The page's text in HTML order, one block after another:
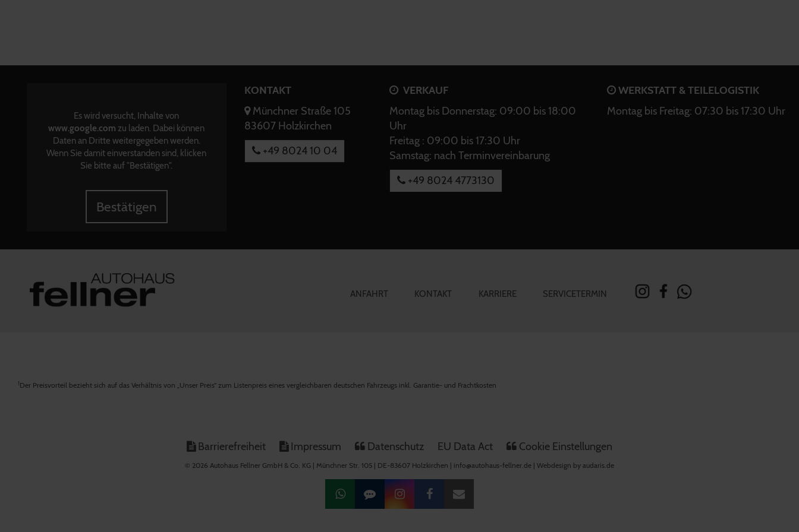
Es wird versucht, Inhalte von
www.google.com zu laden. Dabei können
Daten an Dritte weitergegeben werden.
Wenn Sie damit einverstanden sind, klicken
Sie bitte auf "Bestätigen".
Bestätigen
KONTAKT
Münchner Straße 105
83607 Holzkirchen
+49 8024 10 04
VERKAUF
Montag bis Donnerstag: 09:00 bis 18:00
Uhr
Freitag : 09:00 bis 17:30 Uhr
Samstag: nach Terminvereinbarung
+49 8024 4773130
WERKSTATT & TEILELOGISTIK
Montag bis Freitag: 07:30 bis 17:30 Uhr
ANFAHRT KONTAKT KARRIERE SERVICETERMIN
1Der Preisvorteil bezieht sich auf das Verhältnis von „Unser Preis“ zum Listenpreis eines vergleichbaren deutschen Fahrzeugs inkl. Garantie- und Frachtkosten
Barrierefreiheit Impressum Datenschutz EU Data Act Cookie Einstellungen
© 2026 Autohaus Fellner GmbH & Co. KG | Münchner Str. 105 | DE-83607 Holzkirchen | info@autohaus-fellner.de | Webdesign by audaris.de